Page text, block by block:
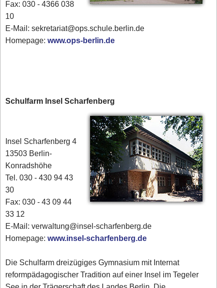
Fax: 030 - 4366 038
10
E-Mail: sekretariat@ops.schule.berlin.de
Homepage:www.ops-berlin.de
Schulfarm Insel Scharfenberg
Insel Scharfenberg 4
13503 Berlin-
Konradshöhe
Tel. 030 - 430 94 43
30
Fax: 030 - 43 09 44
33 12
E-Mail: verwaltung@insel-scharfenberg.de
Homepage:www.insel-scharfenberg.de
Die Schulfarm dreizügiges Gymnasium mit Internat
reformpädagogischer Tradition auf einer Insel im Tegeler